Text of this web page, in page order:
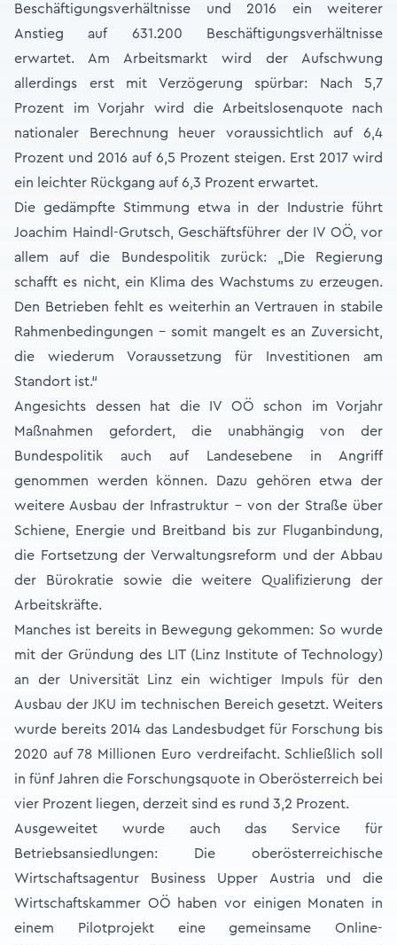
Beschäftigungsverhältnisse und 2016 ein weiterer
Anstieg auf 631.200 Beschäftigungsverhältnisse
erwartet. Am Arbeitsmarkt wird der Aufschwung
allerdings erst mit Verzögerung spürbar: Nach 5,7
Prozent im Vorjahr wird die Arbeitslosenquote nach
nationaler Berechnung heuer voraussichtlich auf 6,4
Prozent und 2016 auf 6,5 Prozent steigen. Erst 2017 wird
ein leichter Rückgang auf 6,3 Prozent erwartet.
Die gedämpfte Stimmung etwa in der Industrie führt
Joachim Haindl-Grutsch, Geschäftsführer der IV OÖ, vor
allem auf die Bundespolitik zurück: „Die Regierung
schafft es nicht, ein Klima des Wachstums zu erzeugen.
Den Betrieben fehlt es weiterhin an Vertrauen in stabile
Rahmenbedingungen – somit mangelt es an Zuversicht,
die wiederum Voraussetzung für Investitionen am
Standort ist.“
Angesichts dessen hat die IV OÖ schon im Vorjahr
Maßnahmen gefordert, die unabhängig von der
Bundespolitik auch auf Landesebene in Angriff
genommen werden können. Dazu gehören etwa der
weitere Ausbau der Infrastruktur – von der Straße über
Schiene, Energie und Breitband bis zur Fluganbindung,
die Fortsetzung der Verwaltungsreform und der Abbau
der Bürokratie sowie die weitere Qualifizierung der
Arbeitskräfte.
Manches ist bereits in Bewegung gekommen: So wurde
mit der Gründung des LIT (Linz Institute of Technology)
an der Universität Linz ein wichtiger Impuls für den
Ausbau der JKU im technischen Bereich gesetzt. Weiters
wurde bereits 2014 das Landesbudget für Forschung bis
2020 auf 78 Millionen Euro verdreifacht. Schließlich soll
in fünf Jahren die Forschungsquote in Oberösterreich bei
vier Prozent liegen, derzeit sind es rund 3,2 Prozent.
Ausgeweitet wurde auch das Service für
Betriebsansiedlungen: Die oberösterreichische
Wirtschaftsagentur Business Upper Austria und die
Wirtschaftskammer OÖ haben vor einigen Monaten in
einem Pilotprojekt eine gemeinsame Online-